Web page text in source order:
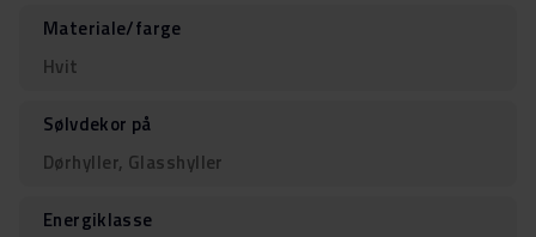
Materiale/farge
Hvit
Sølvdekor på
Dørhyller, Glasshyller
Energiklasse